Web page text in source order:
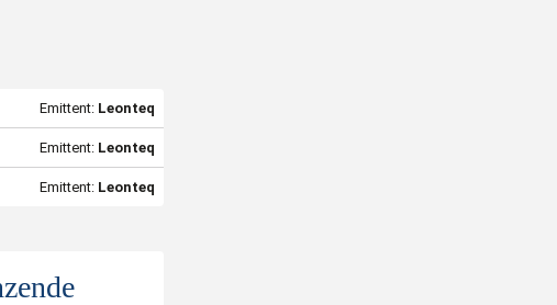
Emittent: Leonteq
Emittent: Leonteq
Emittent: Leonteq